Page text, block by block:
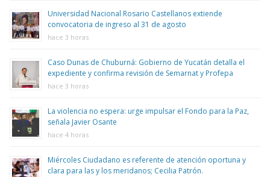
Universidad Nacional Rosario Castellanos extiende
convocatoria de ingreso al 31 de agosto
hace 3 horas
Caso Dunas de Chuburná: Gobierno de Yucatán detalla el
expediente y confirma revisión de Semarnat y Profepa
hace 3 horas
La violencia no espera: urge impulsar el Fondo para la Paz,
señala Javier Osante
hace 4 horas
Miércoles Ciudadano es referente de atención oportuna y
clara para las y los meridanos; Cecilia Patrón.